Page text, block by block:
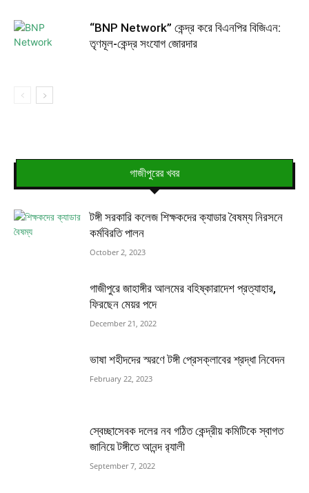
“BNP Network” কেন্দ্র করে বিএনপির বিজিএন:
তৃণমূল-কেন্দ্র সংযোগ জোরদার
গাজীপুরের খবর
টঙ্গী সরকারি কলেজ শিক্ষকদের ক্যাডার বৈষম্য নিরসনে
কর্মবিরতি পালন
October 2, 2023
গাজীপুরে জাহাঙ্গীর আলমের বহিষ্কারাদেশ প্রত্যাহার,
ফিরছেন মেয়র পদে
December 21, 2022
ভাষা শহীদদের স্মরণে টঙ্গী প্রেসক্লাবের শ্রদ্ধা নিবেদন
February 22, 2023
স্বেচ্ছাসেবক দলের নব গঠিত কেন্দ্রীয় কমিটিকে স্বাগত
জানিয়ে টঙ্গীতে আনন্দ র‌্যালী
September 7, 2022